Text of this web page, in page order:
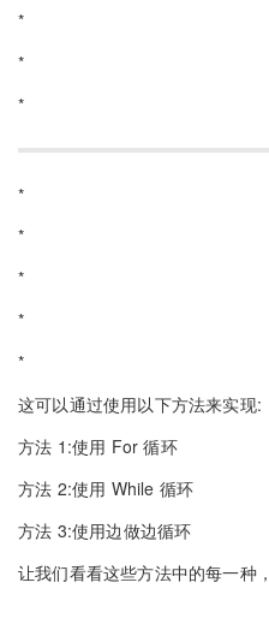
*
*
*
*
*
*
*
*
这可以通过使用以下方法来实现:
方法 1:使用 For 循环
方法 2:使用 While 循环
方法 3:使用边做边循环
让我们看看这些方法中的每一种